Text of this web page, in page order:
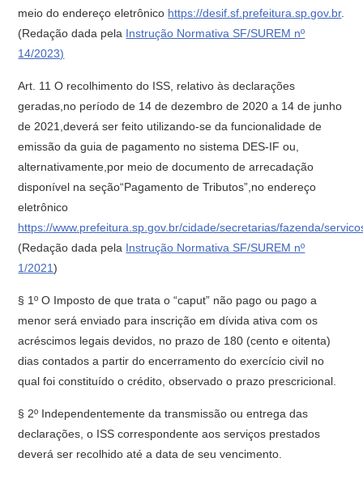
meio do endereço eletrônico https://desif.sf.prefeitura.sp.gov.br.
(Redação dada pela Instrução Normativa SF/SUREM nº
14/2023)
Art. 11 O recolhimento do ISS, relativo às declarações
geradas,no período de 14 de dezembro de 2020 a 14 de junho
de 2021,deverá ser feito utilizando-se da funcionalidade de
emissão da guia de pagamento no sistema DES-IF ou,
alternativamente,por meio de documento de arrecadação
disponível na seção“Pagamento de Tributos”,no endereço
eletrônico
https://www.prefeitura.sp.gov.br/cidade/secretarias/fazenda/
(Redação dada pela Instrução Normativa SF/SUREM nº
1/2021)
§ 1º O Imposto de que trata o “caput” não pago ou pago a
menor será enviado para inscrição em dívida ativa com os
acréscimos legais devidos, no prazo de 180 (cento e oitenta)
dias contados a partir do encerramento do exercício civil no
qual foi constituído o crédito, observado o prazo prescricional.
§ 2º Independentemente da transmissão ou entrega das
declarações, o ISS correspondente aos serviços prestados
deverá ser recolhido até a data de seu vencimento.